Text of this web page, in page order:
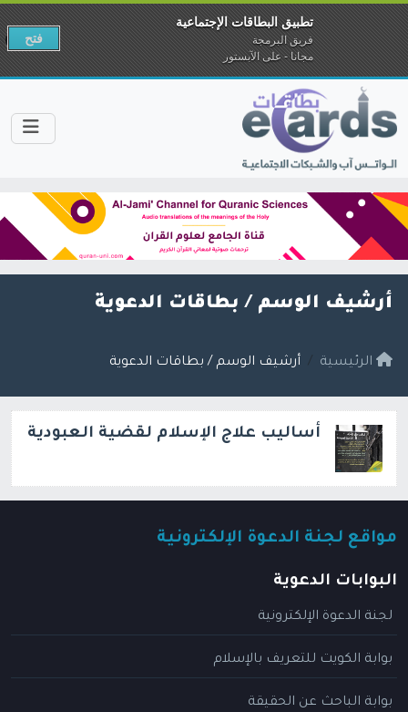
أرشيف الوسم / بطاقات الدعوية
الرئيسية أرشيف الوسم / بطاقات الدعوية
أساليب علاج الإسلام لقضية العبودية
مواقع لجنة الدعوة الإلكترونية
البوابات الدعوية
لجنة الدعوة الإلكترونية
بوابة الكويت للتعريف بالإسلام
بوابة الباحث عن الحقيقة
تطبيق البطاقات الإجتماعية
فريق البرمجة
مجانا - على الآبستور
فتح